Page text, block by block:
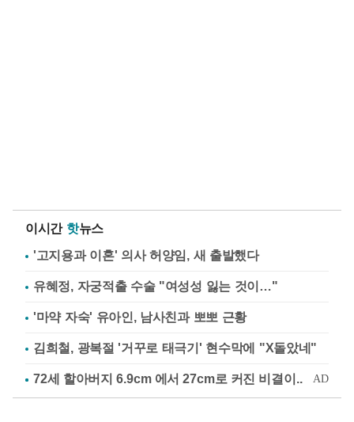
이시간 핫뉴스
'고지용과 이혼' 의사 허양임, 새 출발했다
유혜정, 자궁적출 수술 "여성성 잃는 것이…"
'마약 자숙' 유아인, 남사친과 뽀뽀 근황
김희철, 광복절 '거꾸로 태극기' 현수막에 "X돌았네"